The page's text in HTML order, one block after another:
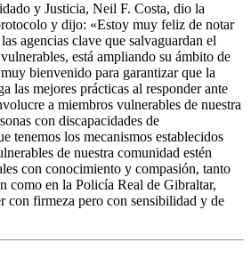
y Justicia, Neil F. Costa, dio la
y dijo: «Estoy muy feliz de notar
agencias clave que salvaguardan el
está ampliando su ámbito de
bienvenido para garantizar que la
las mejores prácticas al responder ante
a miembros vulnerables de nuestra
con discapacidades de
tenemos los mecanismos establecidos
de nuestra comunidad estén
con conocimiento y compasión, tanto
como en la Policía Real de Gibraltar,
con firmeza pero con sensibilidad y de